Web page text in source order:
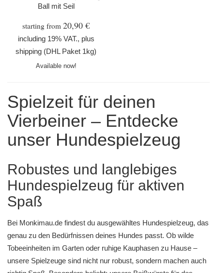
Ball mit Seil
starting from20,90 €
including 19% VAT., plus
shipping (DHL Paket 1kg)
Available now!
Spielzeit für deinen
Vierbeiner – Entdecke
unser Hundespielzeug
Robustes und langlebiges
Hundespielzeug für aktiven
Spaß
Bei Monkimau.de findest du ausgewähltes Hundespielzeug, das
genau zu den Bedürfnissen deines Hundes passt. Ob wilde
Tobeeinheiten im Garten oder ruhige Kauphasen zu Hause –
unsere Spielzeuge sind nicht nur robust, sondern machen auch